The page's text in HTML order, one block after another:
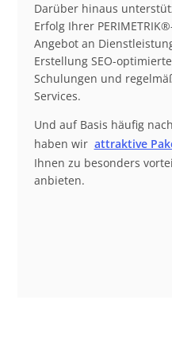
Darüber hinaus
Erfolg Ihrer
Angebot an
Erstellung SEO-
Schulungen und
Services.
Und auf Basis häufig
haben wir attraktive
Ihnen zu besonders
anbieten.